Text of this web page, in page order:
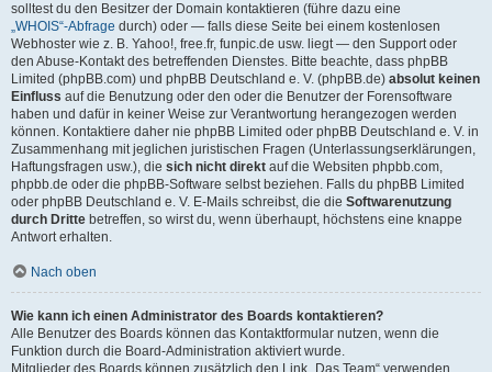
solltest du den Besitzer der Domain kontaktieren (führe dazu eine
„WHOIS“-Abfrage durch) oder — falls diese Seite bei einem kostenlosen
Webhoster wie z. B. Yahoo!, free.fr, funpic.de usw. liegt — den Support oder
den Abuse-Kontakt des betreffenden Dienstes. Bitte beachte, dass phpBB
Limited (phpBB.com) und phpBB Deutschland e. V. (phpBB.de) absolut keinen
Einfluss auf die Benutzung oder den oder die Benutzer der Forensoftware
haben und dafür in keiner Weise zur Verantwortung herangezogen werden
können. Kontaktiere daher nie phpBB Limited oder phpBB Deutschland e. V. in
Zusammenhang mit jeglichen juristischen Fragen (Unterlassungserklärungen,
Haftungsfragen usw.), die sich nicht direkt auf die Websiten phpbb.com,
phpbb.de oder die phpBB-Software selbst beziehen. Falls du phpBB Limited
oder phpBB Deutschland e. V. E-Mails schreibst, die die Softwarenutzung
durch Dritte betreffen, so wirst du, wenn überhaupt, höchstens eine knappe
Antwort erhalten.
Nach oben
Wie kann ich einen Administrator des Boards kontaktieren?
Alle Benutzer des Boards können das Kontaktformular nutzen, wenn die
Funktion durch die Board-Administration aktiviert wurde.
Mitglieder des Boards können zusätzlich den Link „Das Team“ verwenden.